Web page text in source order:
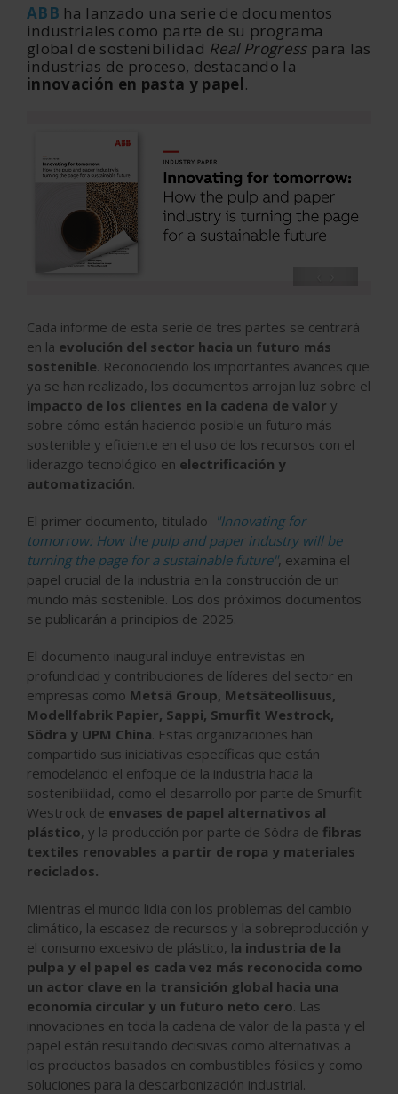
ABB ha lanzado una serie de documentos
industriales como parte de su programa
global de sostenibilidad Real Progresspara las
industrias de proceso, destacando la
innovación en pasta y papel.
Cada informe de esta serie de tres partes se centrará
en la evolución del sector hacia un futuro más
sostenible. Reconociendo los importantes avances que
ya se han realizado, los documentos arrojan luz sobre el
impacto de los clientes en la cadena de valor y
sobre cómo están haciendo posible un futuro más
sostenible y eficiente en el uso de los recursos con el
liderazgo tecnológico en electrificación y
automatización.
El primer documento, titulado "Innovating for
tomorrow: How the pulp and paper industry will be
turning the page for a sustainable future", examina el
papel crucial de la industria en la construcción de un
mundo más sostenible. Los dos próximos documentos
se publicarán a principios de 2025.
El documento inaugural incluye entrevistas en
profundidad y contribuciones de líderes del sector en
empresas como Metsä Group, Metsäteollisuus,
Modellfabrik Papier, Sappi, Smurfit Westrock,
Södra y UPM China. Estas organizaciones han
compartido sus iniciativas específicas que están
remodelando el enfoque de la industria hacia la
sostenibilidad, como el desarrollo por parte de Smurfit
Westrock de envases de papel alternativos al
plástico, y la producción por parte de Södra de fibras
textiles renovables a partir de ropa y materiales
reciclados.
Mientras el mundo lidia con los problemas del cambio
climático, la escasez de recursos y la sobreproducción y
el consumo excesivo de plástico, la industria de la
pulpa y el papel es cada vez más reconocida como
un actor clave en la transición global hacia una
economía circular y un futuro neto cero. Las
innovaciones en toda la cadena de valor de la pasta y el
papel están resultando decisivas como alternativas a
los productos basados en combustibles fósiles y como
soluciones para la descarbonización industrial.